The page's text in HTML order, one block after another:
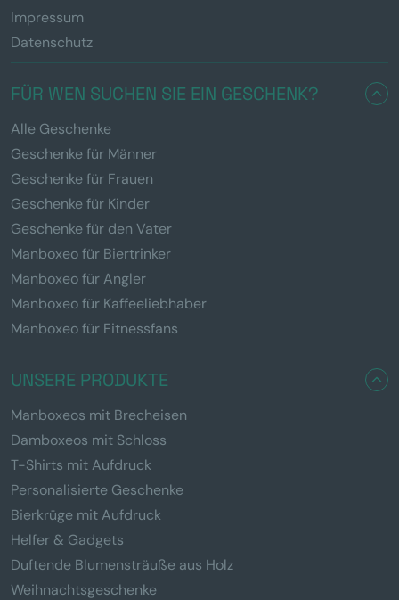
Impressum
Datenschutz
FÜR WEN SUCHEN SIE EIN GESCHENK?
Alle Geschenke
Geschenke für Männer
Geschenke für Frauen
Geschenke für Kinder
Geschenke für den Vater
Manboxeo für Biertrinker
Manboxeo für Angler
Manboxeo für Kaffeeliebhaber
Manboxeo für Fitnessfans
UNSERE PRODUKTE
Manboxeos mit Brecheisen
Damboxeos mit Schloss
T-Shirts mit Aufdruck
Personalisierte Geschenke
Bierkrüge mit Aufdruck
Helfer & Gadgets
Duftende Blumensträuße aus Holz
Weihnachtsgeschenke